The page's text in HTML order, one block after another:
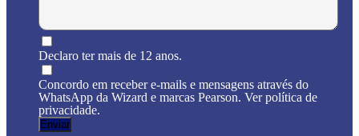
Declaro ter mais de 12 anos.
Concordo em receber e-mails e mensagens através do
WhatsApp da Wizard e marcas Pearson. Ver política de
privacidade.